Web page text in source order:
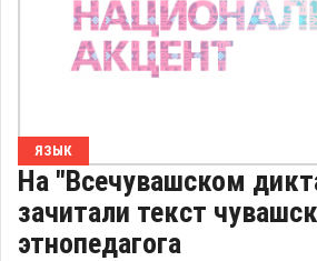
ЯЗЫК
На "Всечувашском
зачитали текст
этнопедагога